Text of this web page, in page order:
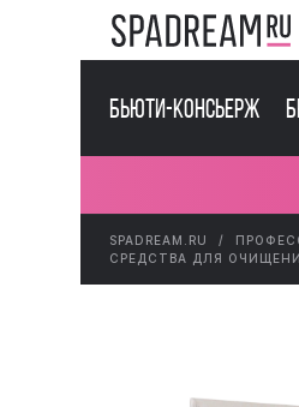
Бьюти-консьерж
SPADREAM.RU
СРЕДСТВА ДЛЯ